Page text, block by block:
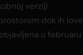
verziji
dok ih love
u februaru